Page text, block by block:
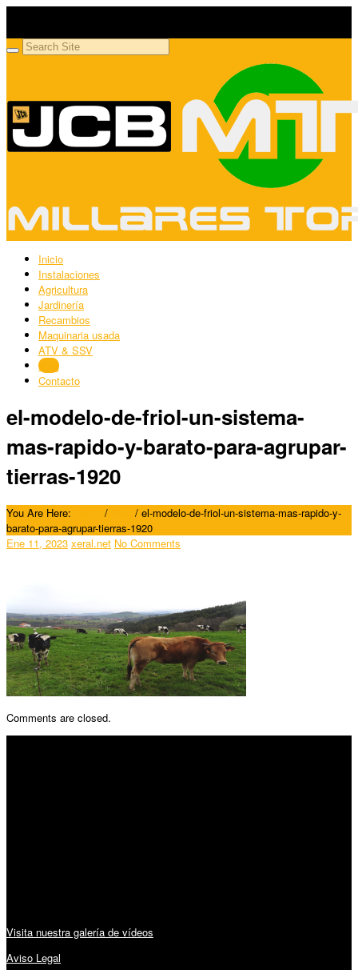
Inicio
Instalaciones
Agricultura
Jardinería
Recambios
Maquinaria usada
ATV & SSV
Blog
Contacto
el-modelo-de-friol-un-sistema-
mas-rapido-y-barato-para-agrupar-
tierras-1920
You Are Here: / / el-modelo-de-friol-un-sistema-mas-rapido-y-
barato-para-agrupar-tierras-1920
Ene 11, 2023 xeral.net No Comments
Comments are closed.
Visita nuestra galería de vídeos
Aviso Legal